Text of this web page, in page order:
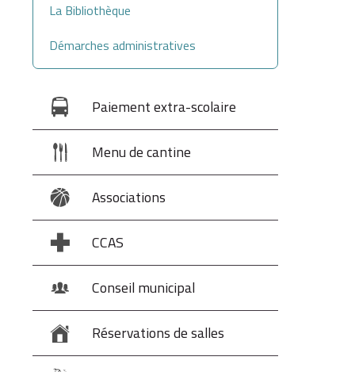
La Bibliothèque
Démarches administratives
Paiement extra-scolaire
Menu de cantine
Associations
CCAS
Conseil municipal
Réservations de salles